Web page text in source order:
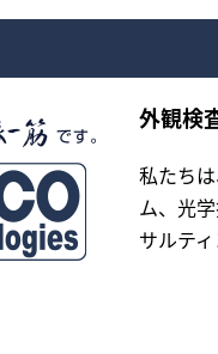
外観検
私たち
ム、光
サルテ